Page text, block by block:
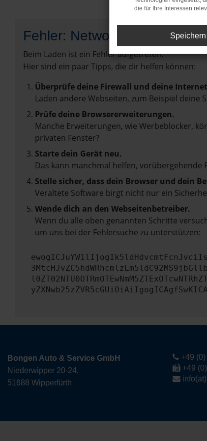
Fehler: Network Error
Beim Laden ist ein Fehler aufgetreten.
Hier sind ein paar Tipps, die dir helfen können:
Überprüfe deine Firewall und deine
Laden andere Webseiten, zum Beispiel deine
Prüfe deine Browsererweiterungen.
Manche Erweiterungen, wie Werbeblocker,
privaten Fenster?
Starte dein Gerät neu.
Das kann manchmal helfen, vorübergehende
Stelle sicher, dass dein Browser und dein
Veraltete Software birgt nicht nur ein
Wende dich an den Webseitenbetreiber.
Wenn du alle oben genannten Schritte
um uns bei der Fehlersuche zu unterstützen:
Bongen Auto & Service GmbH
Niederwipper 20-24,
51688 Wipperfürth
+49
+49
die für Ihre Interessen
Speichern